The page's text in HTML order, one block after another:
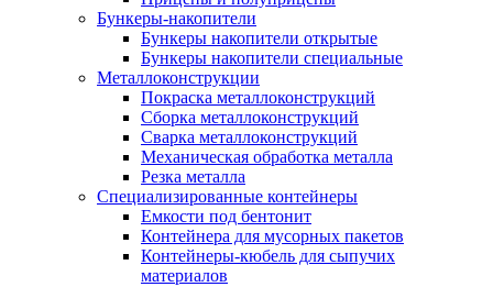
Бункеры-накопители
Бункеры накопители открытые
Бункеры накопители специальные
Металлоконструкции
Покраска металлоконструкций
Сборка металлоконструкций
Сварка металлоконструкций
Механическая обработка металла
Резка металла
Специализированные контейнеры
Емкости под бентонит
Контейнера для мусорных пакетов
Контейнеры-кюбель для сыпучих
материалов